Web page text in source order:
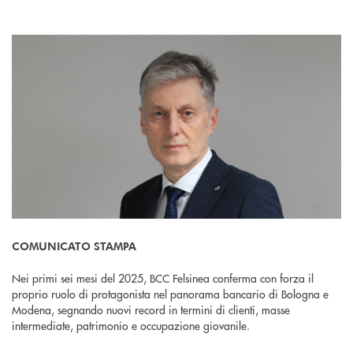
COMUNICATO STAMPA
Nei primi sei mesi del 2025, BCC Felsinea conferma con forza il
proprio ruolo di protagonista nel panorama bancario di Bologna e
Modena, segnando nuovi record in termini di clienti, masse
intermediate, patrimonio e occupazione giovanile.